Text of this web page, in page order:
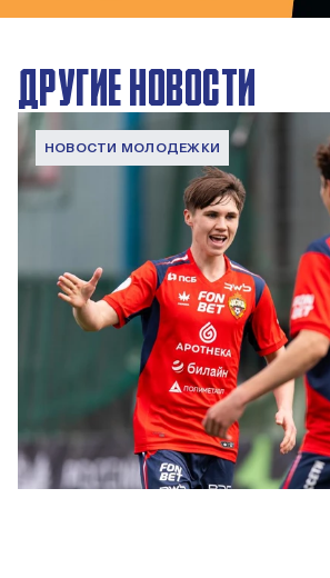
ДРУГИЕ НОВОСТИ
НОВОСТИ МОЛОДЕЖКИ
МФЛ. ПФК ЦСКА – Динамо (Москва) – 3:1
1 МАЯ 2026 15:37